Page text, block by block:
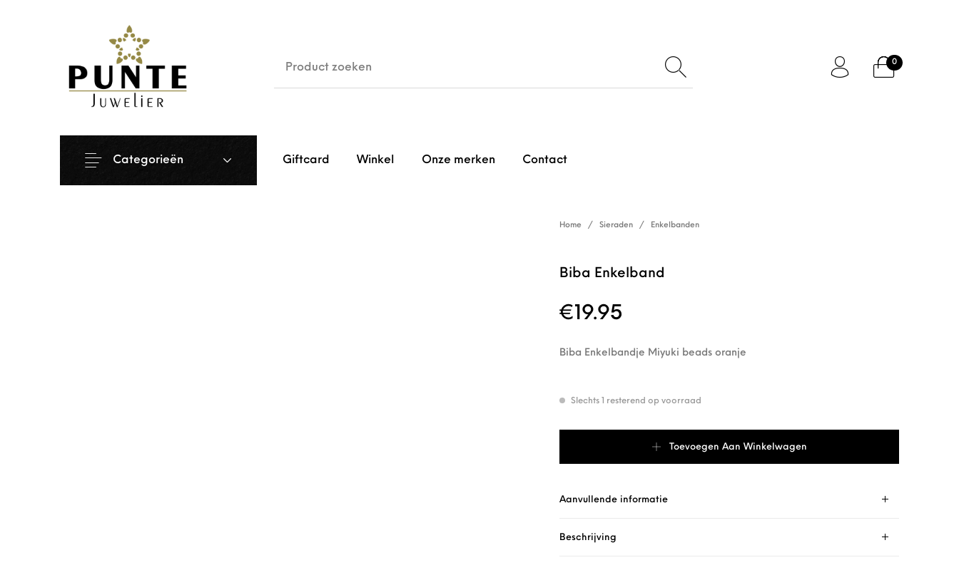
0
Giftcard Winkel Onze merken Contact
Categorieën
Home / Sieraden / Enkelbanden
Biba Enkelband
€ 19.95
Biba Enkelbandje Miyuki beads oranje
Slechts 1 resterend op voorraad
Toevoegen Aan Winkelwagen
Aanvullende informatie
Beschrijving